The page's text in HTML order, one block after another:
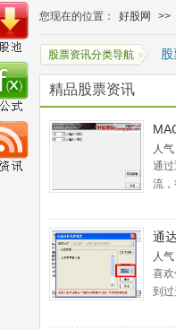
您现在的位置： 好股网 >>
股票资讯分类导航
精品股票资讯
稳
人气
通
流
通
置
人气
喜
到